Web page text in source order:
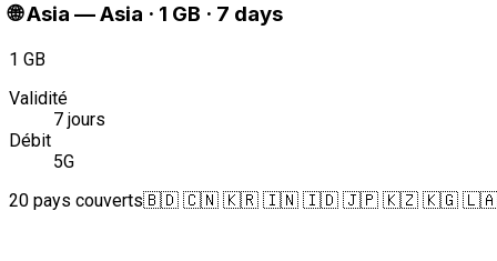
🌐Asia —Asia · 1 GB · 7 days
1 GB
Validité
7 jours
Débit
5G
20 pays couverts🇧🇩 🇨🇳 🇰🇷 🇮🇳 🇮🇩 🇯🇵 🇰🇿 🇰🇬